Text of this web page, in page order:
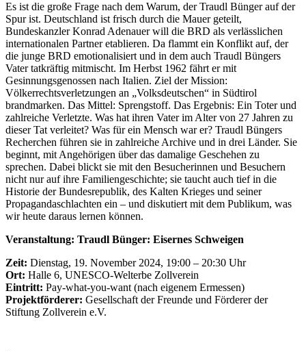
Es ist die große Frage nach dem Warum, der Traudl Bünger auf der
Spur ist. Deutschland ist frisch durch die Mauer geteilt,
Bundeskanzler Konrad Adenauer will die BRD als verlässlichen
internationalen Partner etablieren. Da flammt ein Konflikt auf, der
die junge BRD emotionalisiert und in dem auch Traudl Büngers
Vater tatkräftig mitmischt. Im Herbst 1962 fährt er mit
Gesinnungsgenossen nach Italien. Ziel der Mission:
Völkerrechtsverletzungen an „Volksdeutschen“ in Südtirol
brandmarken. Das Mittel: Sprengstoff. Das Ergebnis: Ein Toter und
zahlreiche Verletzte. Was hat ihren Vater im Alter von 27 Jahren zu
dieser Tat verleitet? Was für ein Mensch war er? Traudl Büngers
Recherchen führen sie in zahlreiche Archive und in drei Länder. Sie
beginnt, mit Angehörigen über das damalige Geschehen zu
sprechen. Dabei blickt sie mit den Besucherinnen und Besuchern
nicht nur auf ihre Familiengeschichte; sie taucht auch tief in die
Historie der Bundesrepublik, des Kalten Krieges und seiner
Propagandaschlachten ein – und diskutiert mit dem Publikum, was
wir heute daraus lernen können.
Veranstaltung: Traudl Bünger: Eisernes Schweigen
Zeit: Dienstag, 19. November 2024, 19:00 – 20:30 Uhr
Ort: Halle 6, UNESCO-Welterbe Zollverein
Eintritt: Pay-what-you-want (nach eigenem Ermessen)
Projektförderer: Gesellschaft der Freunde und Förderer der
Stiftung Zollverein e.V.